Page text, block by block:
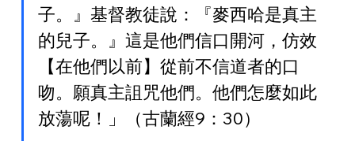
子。』基督教徒說：『麥西哈是真主
的兒子。』這是他們信口開河，仿效
【在他們以前】從前不信道者的口
吻。願真主詛咒他們。他們怎麼如此
放蕩呢！」（古蘭經9：30）